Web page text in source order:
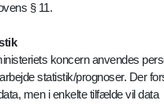
§ 11.
koncern anvendes
statistik/prognoser. Der
men i enkelte tilfælde vil data